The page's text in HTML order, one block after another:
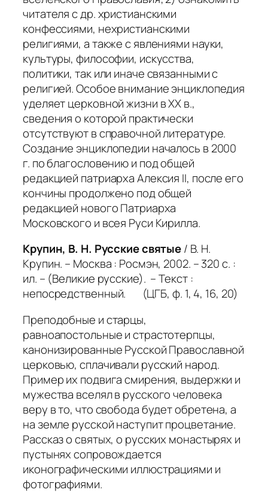
читателя с др. христианскими
конфессиями, нехристианскими
религиями, а также с явлениями науки,
культуры, философии, искусства,
политики, так или иначе связанными с
религией. Особое внимание энциклопедия
уделяет церковной жизни в XX в.,
сведения о которой практически
отсутствуют в справочной литературе.
Создание энциклопедии началось в 2000
г. по благословению и под общей
редакцией патриарха Алексия II, после его
кончины продолжено под общей
редакцией нового Патриарха
Московского и всея Руси Кирилла.
Крупин, В. Н. Русские святые/ В. Н.
Крупин. – Москва : Росмэн, 2002. – 320 с. :
ил. – (Великие русские). – Текст :
непосредственный. (ЦГБ, ф. 1, 4, 16, 20)
Преподобные и старцы,
равноапостольные и страстотерпцы,
канонизированные Русской Православной
церковью, сплачивали русский народ.
Пример их подвига смирения, выдержки и
мужества вселял в русского человека
веру в то, что свобода будет обретена, а
на земле русской наступит процветание.
Рассказ о святых, о русских монастырях и
пустынях сопровождается
иконографическими иллюстрациями и
фотографиями.